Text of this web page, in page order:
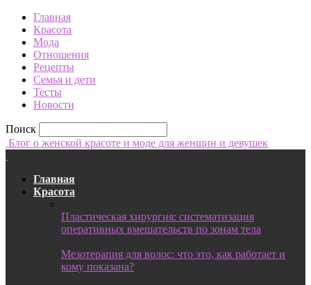
Главная
Красота
Мода
Отношения
Рецепты
Семья и дети
Тесты
Новости
Поиск
Блог о женской красоте и моде для женщин и девушек
Главная
Красота
Пластическая хирургия: систематизация
оперативных вмешательств по зонам тела
Мезотерапия для волос: что это, как работает и
кому показана?